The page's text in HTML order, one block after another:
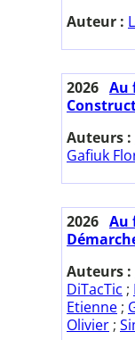
Auteur :
2026 Au
Auteurs :
Gafiuk
2026 Au
Auteurs :
DiTacTic ;
Etienne ;
Olivier ;